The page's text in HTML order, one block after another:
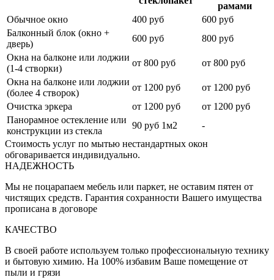
рамами
Обычное окно
400 руб
600 руб
Балконный блок (окно +
дверь)
600 руб
800 руб
Окна на балконе или лоджии
(1-4 створки)
от 800 руб
от 800 руб
Окна на балконе или лоджии
(более 4 створок)
от 1200 руб
от 1200 руб
Очистка эркера
от 1200 руб
от 1200 руб
Панорамное остекление или
конструкции из стекла
90 руб 1м2
-
Стоимость услуг по мытью нестандартных окон
обговаривается индивидуально.
НАДЕЖНОСТЬ
Мы не поцарапаем мебель или паркет, не оставим пятен от
чистящих средств. Гарантия сохранности Вашего имущества
прописана в договоре
КАЧЕСТВО
В своей работе используем только профессиональную технику
и бытовую химию. На 100% избавим Ваше помещение от
пыли и грязи